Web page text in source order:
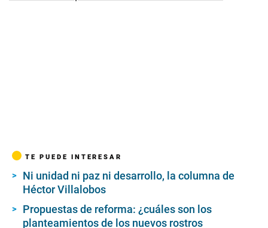
TE PUEDE INTERESAR
Ni unidad ni paz ni desarrollo, la columna de
Héctor Villalobos
Propuestas de reforma: ¿cuáles son los
planteamientos de los nuevos rostros